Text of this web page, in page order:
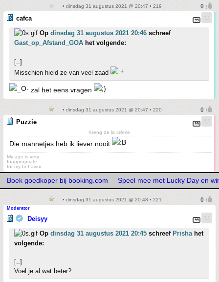
• dinsdag 31 augustus 2021 @ 20:47 • 219
cafca
Op dinsdag 31 augustus 2021 20:46 schreef
Gast_op_Afstand_GOA het volgende:
[..]
Misschien hield ze van veel zaad
zal het eens vragen
• dinsdag 31 augustus 2021 @ 20:47 • 220
Puzzie
Kreng de la crème
Die mannetjes heb ik liever nooit
My age is very
Inappropriate
for my behavior
Boek goedkoper bij booking.com Speel mee met Lucky Day en
• dinsdag 31 augustus 2021 @ 20:48 • 221
Moderator
Deisyy
Op dinsdag 31 augustus 2021 20:45 schreef Prishahet
volgende:
[..]
Voel je al wat beter?